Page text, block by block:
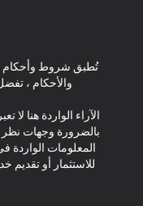
تُطبق شروط وأحكام
والأحكام ،
الآراء الواردة هنا
بالضرورة وجهات نظر
المعلومات الواردة
للاستثمار أو تقديم